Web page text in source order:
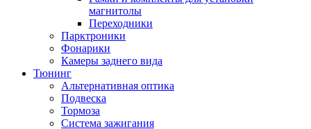
магнитолы
Переходники
Парктроники
Фонарики
Камеры заднего вида
Тюнинг
Альтернативная оптика
Подвеска
Тормоза
Система зажигания